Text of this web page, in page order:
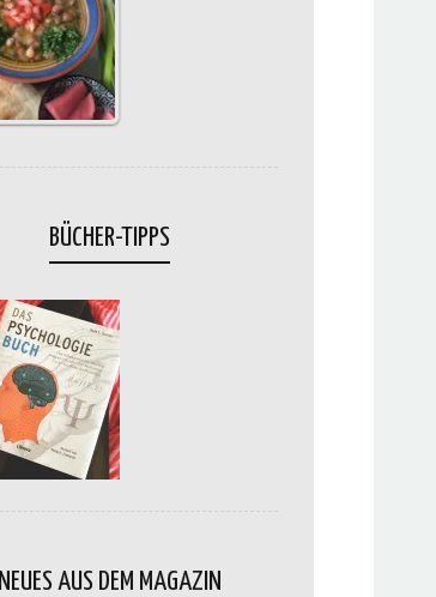
BÜCHER-TIPPS
NEUES AUS DEM MAGAZIN